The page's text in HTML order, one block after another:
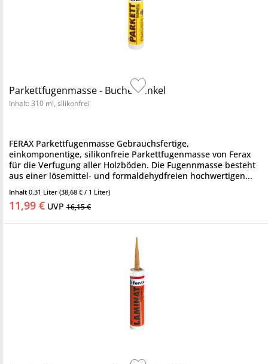
Parkettfugenmasse - Buche dunkel
Inhalt: 310 ml, silikonfrei
FERAX Parkettfugenmasse Gebrauchsfertige,
einkomponentige, silikonfreie Parkettfugenmasse von Ferax
für die Verfugung aller Holzböden. Die Fugennmasse besteht
aus einer lösemittel- und formaldehydfreien hochwertigen...
Inhalt 0.31 Liter (38,68 € / 1 Liter)
11,99 € UVP 16,15 €